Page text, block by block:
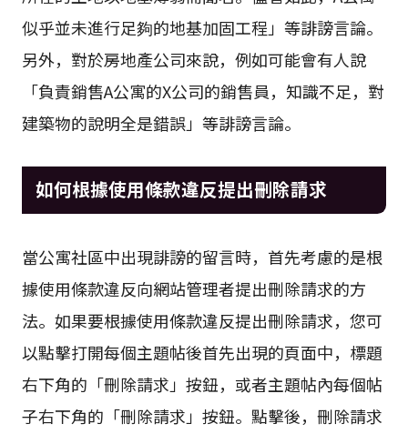
似乎並未進行足夠的地基加固工程」等誹謗言論。
另外，對於房地產公司來說，例如可能會有人說
「負責銷售A公寓的X公司的銷售員，知識不足，對
建築物的說明全是錯誤」等誹謗言論。
如何根據使用條款違反提出刪除請求
當公寓社區中出現誹謗的留言時，首先考慮的是根
據使用條款違反向網站管理者提出刪除請求的方
法。如果要根據使用條款違反提出刪除請求，您可
以點擊打開每個主題帖後首先出現的頁面中，標題
右下角的「刪除請求」按鈕，或者主題帖內每個帖
子右下角的「刪除請求」按鈕。點擊後，刪除請求